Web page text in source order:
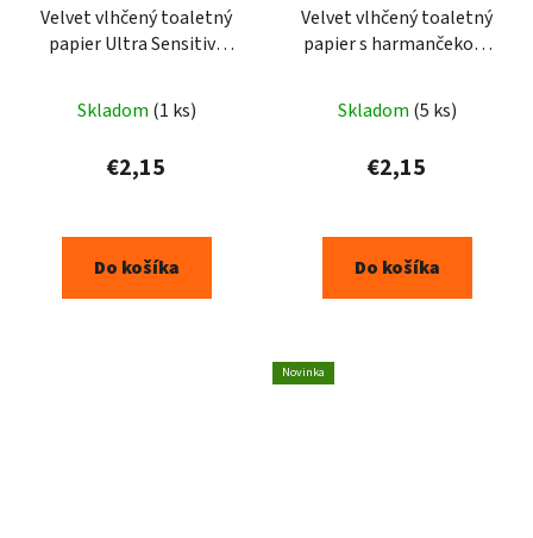
Velvet vlhčený toaletný
papier Ultra Sensitive
Skladom (1 ks)
€2,15
Do košíka
Velvet vlhčený toaletný
papier s harmančekom
Skladom (5 ks)
€2,15
Do košíka
Novinka